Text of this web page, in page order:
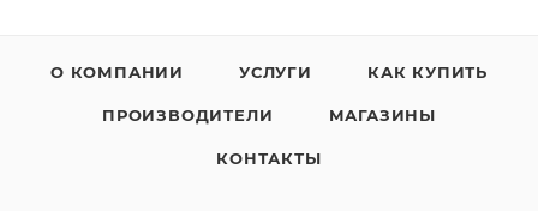
4 охраняемых раздела*
подключения дискретных и аналоговых
О КОМПАНИИ УСЛУГИ КАК КУПИТЬ
ПРОИЗВОДИТЕЛИ МАГАЗИНЫ
КОНТАКТЫ